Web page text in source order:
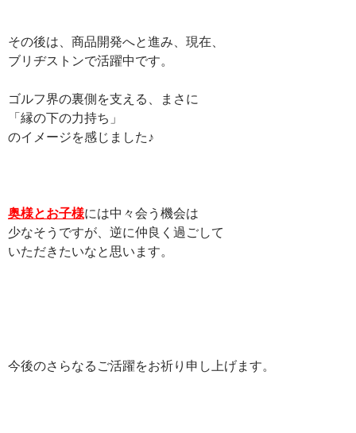
その後は、商品開発へと進み、現在、
ブリヂストンで活躍中です。
ゴルフ界の裏側を支える、まさに
「縁の下の力持ち」
のイメージを感じました♪
奥様とお子様には中々会う機会は
少なそうですが、逆に仲良く過ごして
いただきたいなと思います。
今後のさらなるご活躍をお祈り申し上げます。